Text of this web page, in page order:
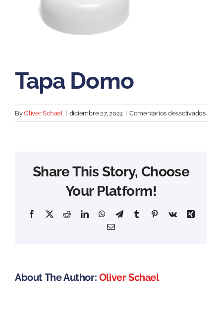
Tapa Domo
ByOliver Schael diciembre 27, 2024 Comentarios desactivadosen
Tapa
Share This Story, Choose
Your Platform!
Facebook
X RedditLinkedInWhatsApp
TelegramTumblrPinterestVk
Xing
Email
About The Author: Oliver Schael